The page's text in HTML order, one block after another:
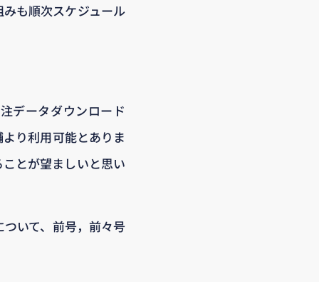
も順次スケジュール
データダウンロード
り利用可能とありま
とが望ましいと思い
いて、前号，前々号